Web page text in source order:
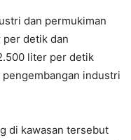
dan permukiman
per detik dan
liter per detik
industri
di kawasan tersebut